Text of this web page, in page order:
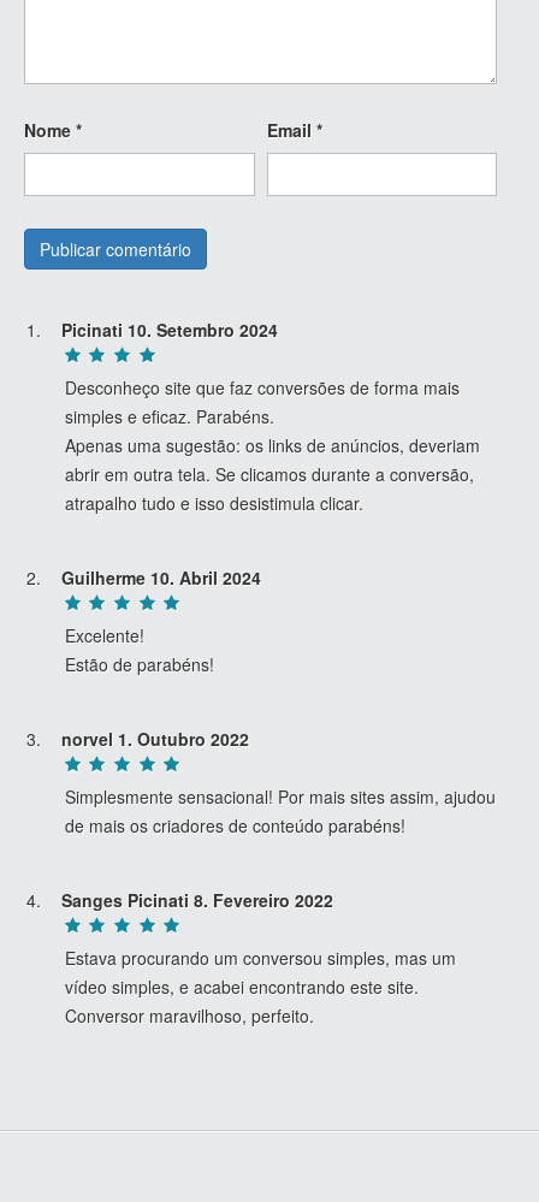
Nome * Email *
Picinati 10. Setembro 2024
Desconheço site que faz conversões de forma mais
simples e eficaz. Parabéns.
Apenas uma sugestão: os links de anúncios, deveriam
abrir em outra tela. Se clicamos durante a conversão,
atrapalho tudo e isso desistimula clicar.
Guilherme 10. Abril 2024
Excelente!
Estão de parabéns!
norvel 1. Outubro 2022
Simplesmente sensacional! Por mais sites assim, ajudou
de mais os criadores de conteúdo parabéns!
Sanges Picinati 8. Fevereiro 2022
Estava procurando um conversou simples, mas um
vídeo simples, e acabei encontrando este site.
Conversor maravilhoso, perfeito.